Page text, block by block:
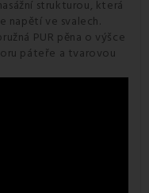
strukturou, která
napětí ve svalech.
PUR pěna o výšce
páteře a tvarovou